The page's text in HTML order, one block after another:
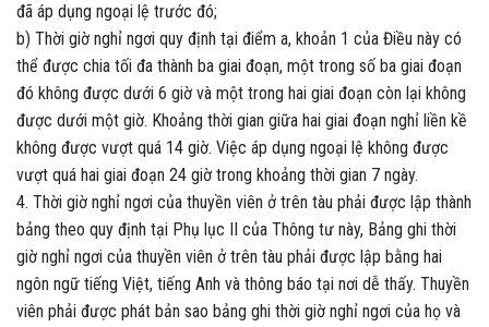
đã áp dụng ngoại lệ trước đó;
b) Thời giờ nghỉ ngơi quy định tại điểm a, khoản 1 của Điều này có
thể được chia tối đa thành ba giai đoạn, một trong số ba giai đoạn
đó không được dưới 6 giờ và một trong hai giai đoạn còn lại không
được dưới một giờ. Khoảng thời gian giữa hai giai đoạn nghỉ liền kề
không được vượt quá 14 giờ. Việc áp dụng ngoại lệ không được
vượt quá hai giai đoạn 24 giờ trong khoảng thời gian 7 ngày.
4. Thời giờ nghỉ ngơi của thuyền viên ở trên tàu phải được lập thành
bảng theo quy định tại Phụ lục II của Thông tư này, Bảng ghi thời
giờ nghỉ ngơi của thuyền viên ở trên tàu phải được lập bằng hai
ngôn ngữ tiếng Việt, tiếng Anh và thông báo tại nơi dễ thấy. Thuyền
viên phải được phát bản sao bảng ghi thời giờ nghỉ ngơi của họ và